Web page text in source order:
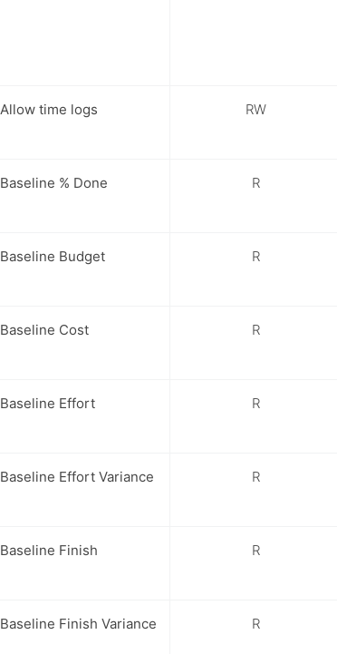
Allow time logs RW
Baseline % Done R
Baseline Budget R
Baseline Cost R
Baseline Effort R
Baseline Effort Variance R
Baseline Finish R
Baseline Finish Variance R